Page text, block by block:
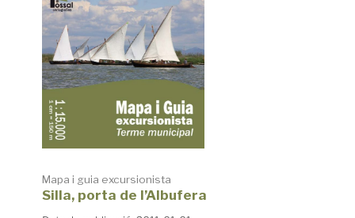
Mapa i guia excursionista
Silla, porta de l’Albufera